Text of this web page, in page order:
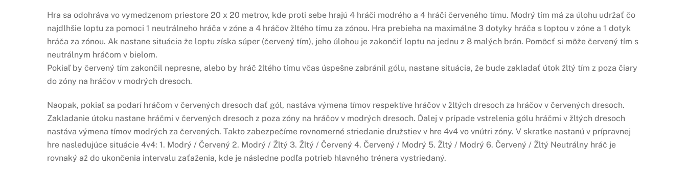
Hra sa odohráva vo vymedzenom priestore 20 x 20 metrov, kde proti sebe hrajú 4 hráči modrého a 4 hráči červeného tímu. Modrý tím má za úlohu udržať čo
najdlhšie loptu za pomoci 1 neutrálneho hráča v zóne a 4 hráčov žltého tímu za zónou. Hra prebieha na maximálne 3 dotyky hráča s loptou v zóne a 1 dotyk
hráča za zónou. Ak nastane situácia že loptu získa súper (červený tím), jeho úlohou je zakončiť loptu na jednu z 8 malých brán. Pomôcť si môže červený tím s
neutrálnym hráčom v bielom.
Pokiaľ by červený tím zakončil nepresne, alebo by hráč žltého tímu včas úspešne zabránil gólu, nastane situácia, že bude zakladať útok žltý tím z poza čiary
do zóny na hráčov v modrých dresoch.
Naopak, pokiaľ sa podarí hráčom v červených dresoch dať gól, nastáva výmena tímov respektíve hráčov v žltých dresoch za hráčov v červených dresoch.
Zakladanie útoku nastane hráčmi v červených dresoch z poza zóny na hráčov v modrých dresoch. Ďalej v prípade vstrelenia gólu hráčmi v žltých dresoch
nastáva výmena tímov modrých za červených. Takto zabezpečíme rovnomerné striedanie družstiev v hre 4v4 vo vnútri zóny. V skratke nastanú v prípravnej
hre nasledujúce situácie 4v4: 1. Modrý / Červený 2. Modrý / Žltý 3. Žltý / Červený 4. Červený / Modrý 5. Žltý / Modrý 6. Červený / Žltý Neutrálny hráč je
rovnaký až do ukončenia intervalu zaťaženia, kde je následne podľa potrieb hlavného trénera vystriedaný.